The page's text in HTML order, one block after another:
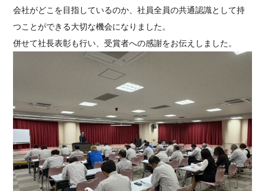
会社がどこを目指しているのか、社員全員の共通認識として持
つことができる大切な機会になりました。
併せて社長表彰も行い、受賞者への感謝をお伝えしました。